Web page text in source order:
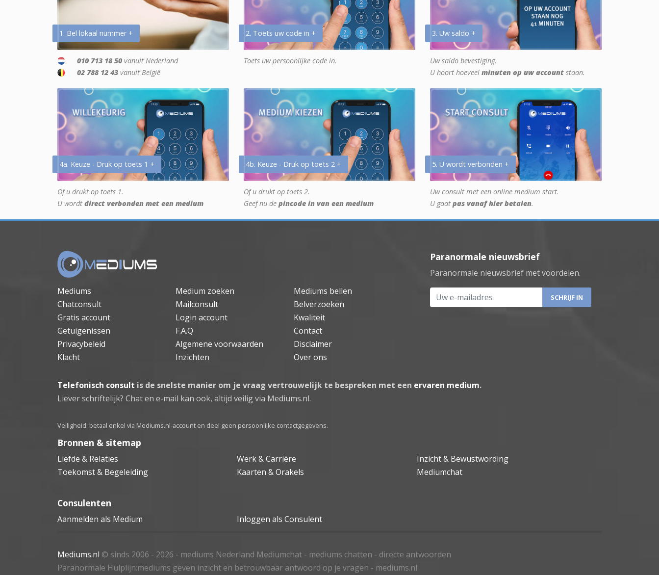
1. Bel lokaal nummer +
010 713 18 50 vanuit Nederland
02 788 12 43 vanuit België
2. Toets uw code in +
Toets uw persoonlijke code in.
3. Uw saldo +
Uw saldo bevestiging.
U hoort hoeveel minuten op uw account staan.
4a. Keuze - Druk op toets 1 +
Of u drukt op toets 1.
U wordt direct verbonden met een medium
4b. Keuze - Druk op toets 2 +
Of u drukt op toets 2.
Geef nu de pincode in van een medium
5. U wordt verbonden +
Uw consult met een online medium start.
U gaat pas vanaf hier betalen.
Mediums Medium zoeken
Mediums bellen
Chatconsult
Mailconsult
Belverzoeken
Gratis account
Login account
Kwaliteit
Getuigenissen
F.A.Q
Contact
Privacybeleid
Algemene voorwaarden
Disclaimer
Klacht
Inzichten Over ons
Paranormale nieuwsbrief
Paranormale nieuwsbrief met voordelen.
Uw e-mailadres
Telefonisch consult is de snelste manier om je vraag vertrouwelijk te bespreken met een ervaren medium.
Liever schriftelijk? Chat en e-mail kan ook, altijd veilig via Mediums.nl.
Veiligheid: betaal enkel via Mediums.nl-account en deel geen persoonlijke contactgegevens.
Bronnen & sitemap
Liefde & Relaties Werk & Carrière
Inzicht & Bewustwording
Toekomst & Begeleiding
Kaarten & Orakels Mediumchat
Consulenten
Aanmelden als Medium Inloggen als Consulent
Mediums.nl © sinds 2006 - 2026 - mediums Nederland Mediumchat - mediums chatten - directe antwoorden
Paranormale Hulplijn:mediums geven inzicht en betrouwbaar antwoord op je vragen - mediums.nl